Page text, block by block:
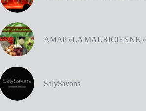
AMAP »LA MAURICIENNE »
SalySavons